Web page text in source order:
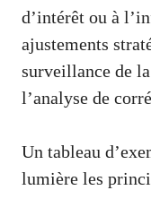
d’intérêt ou à
ajustements
surveillance de
l’analyse de
Un tableau
lumière les